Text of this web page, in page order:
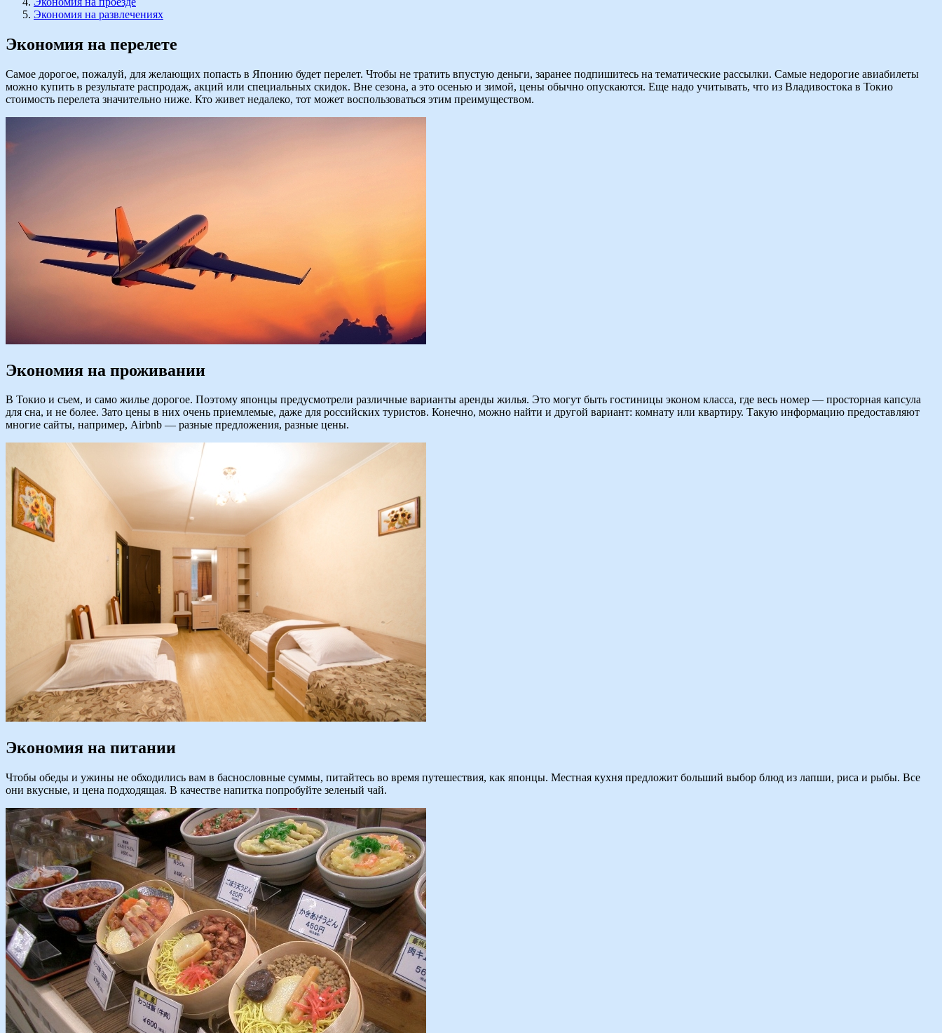
Экономия на развлечениях
Экономия на перелете
Самое дорогое, пожалуй, для желающих попасть в Японию будет перелет. Чтобы не тратить впустую деньги, заранее подпишитесь на тематические рассылки. Самые недорогие авиабилеты
можно купить в результате распродаж, акций или специальных скидок. Вне сезона, а это осенью и зимой, цены обычно опускаются. Еще надо учитывать, что из Владивостока в Токио
стоимость перелета значительно ниже. Кто живет недалеко, тот может воспользоваться этим преимуществом.
Экономия на проживании
В Токио и съем, и само жилье дорогое. Поэтому японцы предусмотрели различные варианты аренды жилья. Это могут быть гостиницы эконом класса, где весь номер — просторная капсула
для сна, и не более. Зато цены в них очень приемлемые, даже для российских туристов. Конечно, можно найти и другой вариант: комнату или квартиру. Такую информацию предоставляют
многие сайты, например, Airbnb — разные предложения, разные цены.
Экономия на питании
Чтобы обеды и ужины не обходились вам в баснословные суммы, питайтесь во время путешествия, как японцы. Местная кухня предложит больший выбор блюд из лапши, риса и рыбы. Все
они вкусные, и цена подходящая. В качестве напитка попробуйте зеленый чай.